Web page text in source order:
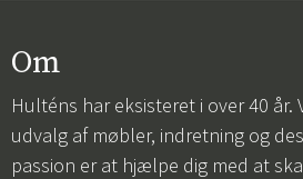
Om
Hulténs har eksisteret i over 40
udvalg af møbler, indretning og
passion er at hjælpe dig med at